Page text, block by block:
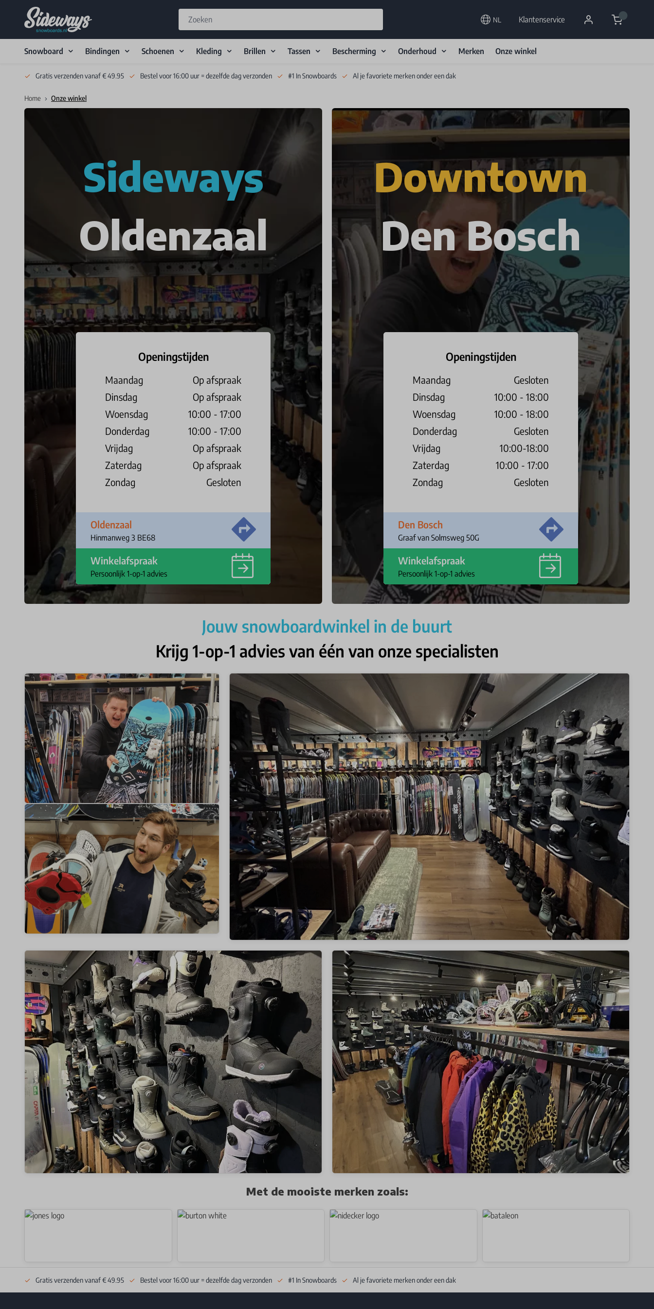
NL Klantenservice Cart
Snowboard Bindingen Schoenen Kleding Brillen Tassen Bescherming Onderhoud Merken Onze winkel
Gratis verzenden vanaf € 49.95 Bestel voor 16:00 uur = dezelfde dag verzonden #1 In Snowboards Al je favoriete merken onder een dak
Home Onze winkel
Sideways
Oldenzaal
Openingstijden
Maandag
Op afspraak
Dinsdag
Op afspraak
Woensdag
10:00 - 17:00
Donderdag
10:00 - 17:00
Vrijdag
Op afspraak
Zaterdag
Op afspraak
Zondag
Gesloten
Oldenzaal
Hinmanweg 3 BE68
Winkelafspraak
Persoonlijk 1-op-1 advies
Downtown
Den Bosch
Openingstijden
Maandag
Gesloten
Dinsdag
10:00 - 18:00
Woensdag
10:00 - 18:00
Donderdag
Gesloten
Vrijdag
10:00-18:00
Zaterdag
10:00 - 17:00
Zondag
Gesloten
Den Bosch
Graaf van Solmsweg 50G
Winkelafspraak
Persoonlijk 1-op-1 advies
Jouw snowboardwinkel in de buurt
Krijg 1-op-1 advies van één van onze specialisten
Met de mooiste merken zoals:
Gratis verzenden vanaf € 49.95 Bestel voor 16:00 uur = dezelfde dag verzonden #1 In Snowboards Al je favoriete merken onder een dak